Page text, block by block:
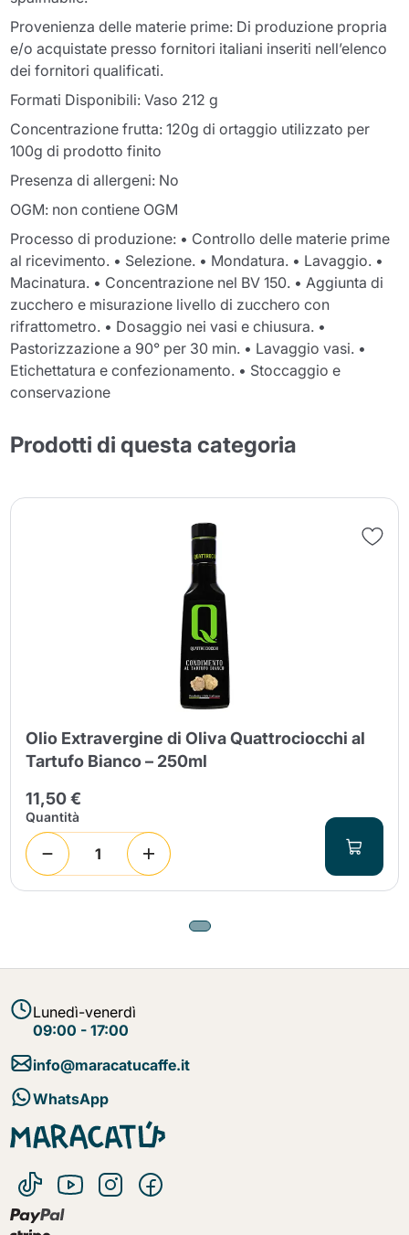
Provenienza delle materie prime: Di produzione propria
e/o acquistate presso fornitori italiani inseriti nell’elenco
dei fornitori qualificati.
Formati Disponibili: Vaso 212 g
Concentrazione frutta: 120g di ortaggio utilizzato per
100g di prodotto finito
Presenza di allergeni: No
OGM: non contiene OGM
Processo di produzione: • Controllo delle materie prime
al ricevimento. • Selezione. • Mondatura. • Lavaggio. •
Macinatura. • Concentrazione nel BV 150. • Aggiunta di
zucchero e misurazione livello di zucchero con
rifrattometro. • Dosaggio nei vasi e chiusura. •
Pastorizzazione a 90° per 30 min. • Lavaggio vasi. •
Etichettatura e confezionamento. • Stoccaggio e
conservazione
Prodotti di questa categoria
Olio Extravergine di Oliva Quattrociocchi al
Tartufo Bianco – 250ml
11,50 €
Quantità
Lunedì-venerdì
09:00 - 17:00
info@maracatucaffe.it
WhatsApp